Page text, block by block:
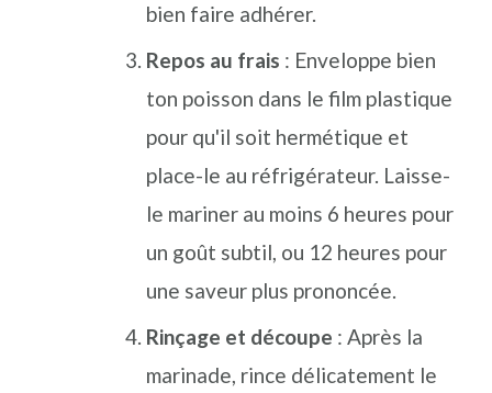
bien faire adhérer.
Repos au frais : Enveloppe bien
ton poisson dans le film plastique
pour qu'il soit hermétique et
place-le au réfrigérateur. Laisse-
le mariner au moins 6 heures pour
un goût subtil, ou 12 heures pour
une saveur plus prononcée.
Rinçage et découpe : Après la
marinade, rince délicatement le